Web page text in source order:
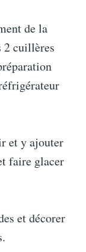
de la
2 cuillères
et y ajouter
faire glacer
et décorer